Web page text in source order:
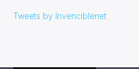
Tweets by Invenciblenet